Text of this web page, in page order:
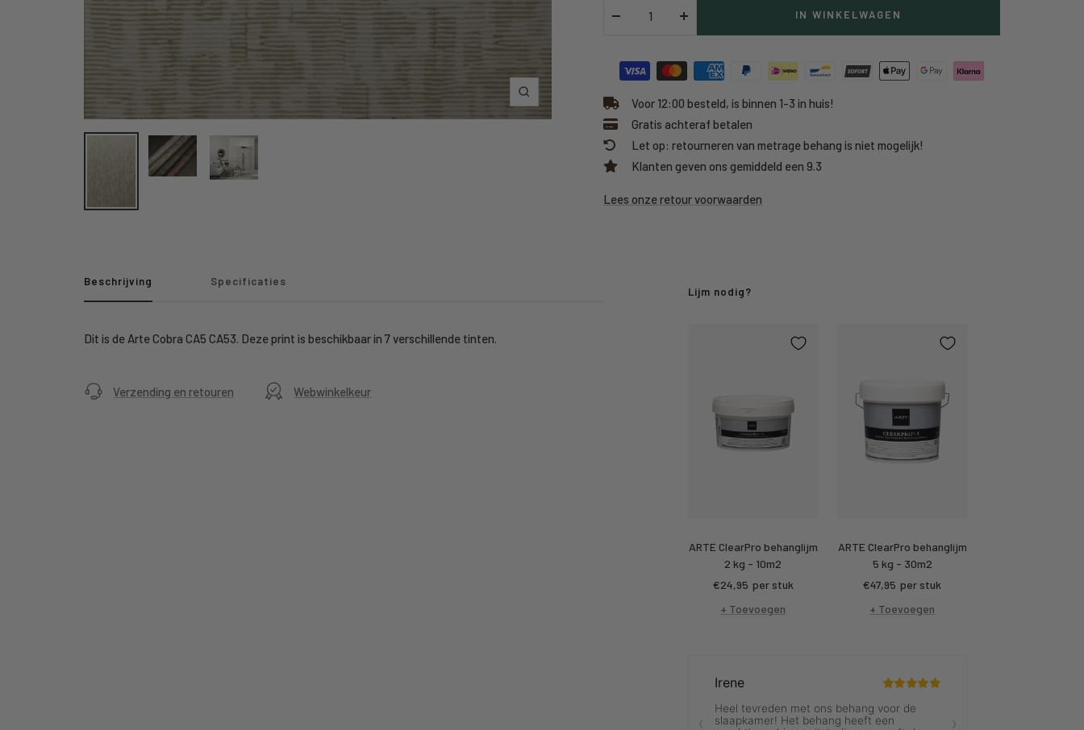
Inzoomen
Verlaag
IN WINKELWAGEN
Voor 12:00 besteld, is binnen 1-3 in huis!
Gratis achteraf betalen
Let op: retourneren van metrage behang is niet mogelijk!
Klanten geven ons gemiddeld een 9.3
Lees onze retour voorwaarden
Beschrijving Specificaties
Dit is de Arte Cobra CA5 CA53. Deze print is beschikbaar in 7 verschillende tinten.
Verzending en retouren Webwinkelkeur
Lijm nodig?
ARTE ClearPro behanglijm
2 kg - 10m2
Kortings
prijs
€24,95 per stuk
+ Toevoegen
ARTE ClearPro behanglijm
5 kg - 30m2
Kortings
prijs
€47,95 per stuk
+ Toevoegen